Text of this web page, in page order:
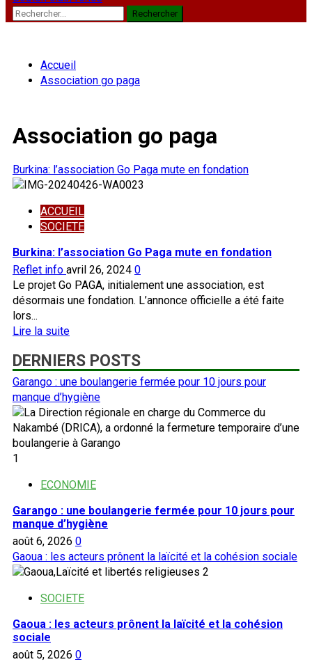
Rechercher :
Accueil
Association go paga
Association go paga
Burkina: l’association Go Paga mute en fondation
ACCUEIL
SOCIETE
Burkina: l’association Go Paga mute en fondation
Reflet info avril 26, 2024 0
Le projet Go PAGA, initialement une association, est
désormais une fondation. L’annonce officielle a été faite
lors...
Lire la suiteEn
plus
sur
Burkina:
l’association
Go
Paga
fondation
DERNIERS POSTS
Garango : une boulangerie fermée pour 10 jours pour
manque d’hygiène
1
ECONOMIE
Garango : une boulangerie fermée pour 10 jours pour
manque d’hygiène
août 6, 2026 0
Gaoua : les acteurs prônent la laïcité et la cohésion sociale
2
SOCIETE
Gaoua : les acteurs prônent la laïcité et la cohésion
sociale
août 5, 2026 0